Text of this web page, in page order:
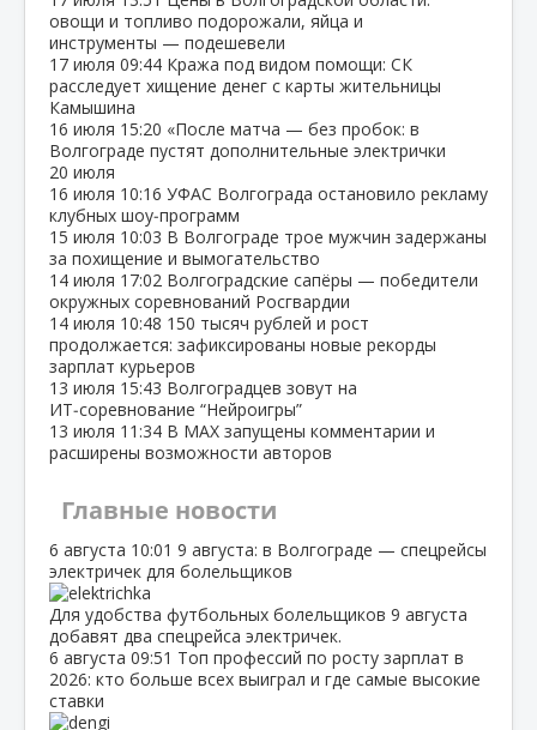
овощи и топливо подорожали, яйца и
инструменты — подешевели
17 июля 09:44 Кража под видом помощи: СК
расследует хищение денег с карты жительницы
Камышина
16 июля 15:20 «После матча — без пробок: в
Волгограде пустят дополнительные электрички
20 июля
16 июля 10:16 УФАС Волгограда остановило рекламу
клубных шоу‑программ
15 июля 10:03 В Волгограде трое мужчин задержаны
за похищение и вымогательство
14 июля 17:02 Волгоградские сапёры — победители
окружных соревнований Росгвардии
14 июля 10:48 150 тысяч рублей и рост
продолжается: зафиксированы новые рекорды
зарплат курьеров
13 июля 15:43 Волгоградцев зовут на
ИТ‑соревнование “Нейроигры”
13 июля 11:34 В МАХ запущены комментарии и
расширены возможности авторов
Главные новости
6 августа 10:01 9 августа: в Волгограде — спецрейсы
электричек для болельщиков
Для удобства футбольных болельщиков 9 августа
добавят два спецрейса электричек.
6 августа 09:51 Топ профессий по росту зарплат в
2026: кто больше всех выиграл и где самые высокие
ставки